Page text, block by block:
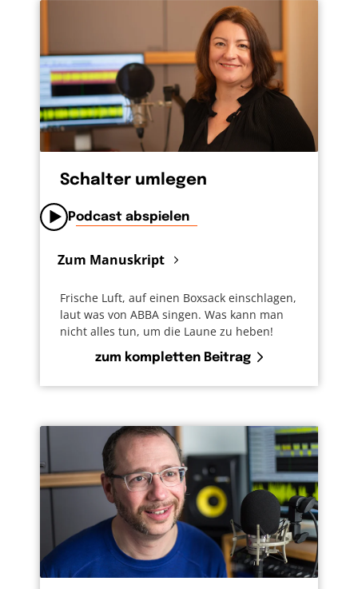
stellt er fest, „steht in deinen Händen, Gott!“
Vielleicht werde ich 100 Jahre alt, vielleicht ist
aber auch morgen Schluss. Mir macht das
klar: Es kommt nicht drauf an, das Maximum
rauszuholen, sondern, in dem Freude zu
entdecken, was mir auf meinem Weg
geschenkt ist.
Schalter umlegen
Podcast abspielen
Zum Manuskript
Frische Luft, auf einen Boxsack einschlagen,
laut was von ABBA singen. Was kann man
nicht alles tun, um die Laune zu heben!
zum kompletten Beitrag